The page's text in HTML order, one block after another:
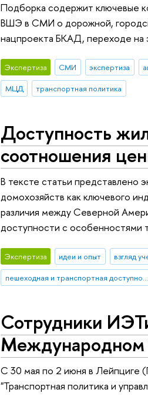
Подборка содержит ключевые
ВШЭ в СМИ о дорожной,
нацпроекта БКАД, переходе на
Экспертиза СМИ экспертиза
МЦД
транспортная политика
Доступность
соотношения
В тексте статьи представлено
домохозяйств как ключевого
различия между Северной
доступности с особенностями
Экспертиза идеи и опыт взгляд
пешеходная и транспортная доступность
Сотрудники
Международном
C 30 мая по 2 июня в Лейпциге
"Транспортная политика и